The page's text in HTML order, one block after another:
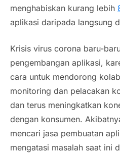
menghabiskan kurang lebih
aplikasi daripada langsung
Krisis virus corona baru-
pengembangan aplikasi,
cara untuk mendorong
monitoring dan pelacakan
dan terus meningkatkan
dengan konsumen.
mencari jasa pembuatan
mengatasi masalah saat ini